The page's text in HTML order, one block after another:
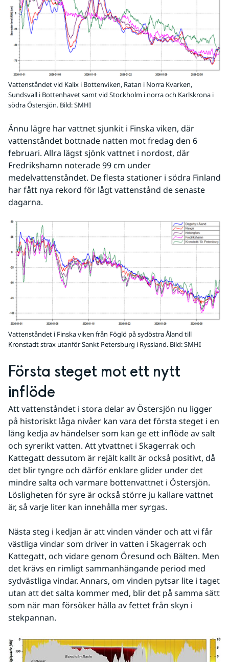
Vattenståndet vid Kalix i Bottenviken, Ratan i Norra Kvarken,
Sundsvall i Bottenhavet samt vid Stockholm i norra och Karlskrona i
södra Östersjön. Bild: SMHI
Ännu lägre har vattnet sjunkit i Finska viken, där
vattenståndet bottnade natten mot fredag den 6
februari. Allra lägst sjönk vattnet i nordost, där
Fredrikshamn noterade 99 cm under
medelvattenståndet. De flesta stationer i södra Finland
har fått nya rekord för lågt vattenstånd de senaste
dagarna.
Vattenståndet i Finska viken från Föglö på sydöstra Åland till
Kronstadt strax utanför Sankt Petersburg i Ryssland. Bild: SMHI
Första steget mot ett nytt
inflöde
Att vattenståndet i stora delar av Östersjön nu ligger
på historiskt låga nivåer kan vara det första steget i en
lång kedja av händelser som kan ge ett inflöde av salt
och syrerikt vatten. Att ytvattnet i Skagerrak och
Kattegatt dessutom är rejält kallt är också positivt, då
det blir tyngre och därför enklare glider under det
mindre salta och varmare bottenvattnet i Östersjön.
Lösligheten för syre är också större ju kallare vattnet
är, så varje liter kan innehålla mer syrgas.
Nästa steg i kedjan är att vinden vänder och att vi får
västliga vindar som driver in vatten i Skagerrak och
Kattegatt, och vidare genom Öresund och Bälten. Men
det krävs en rimligt sammanhängande period med
sydvästliga vindar. Annars, om vinden pytsar lite i taget
utan att det salta kommer med, blir det på samma sätt
som när man försöker hälla av fettet från skyn i
stekpannan.